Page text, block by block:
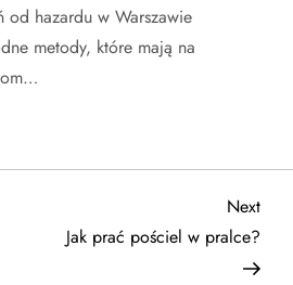
od hazardu w Warszawie
metody, które mają na
Next
Next
Jak prać pościel w pralce?